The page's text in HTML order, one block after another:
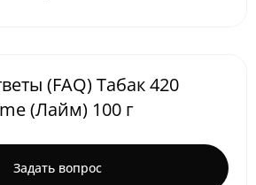
(FAQ) Табак 420
(Лайм) 100 г
Задать вопрос